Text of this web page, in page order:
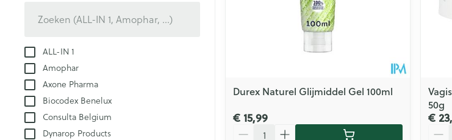
ALL-IN 1
Amophar
Axone Pharma
Biocodex Benelux
Consulta Belgium
Dynarop Products
Durex Naturel Glijmiddel Gel 100ml
€ 15,99
50g
€